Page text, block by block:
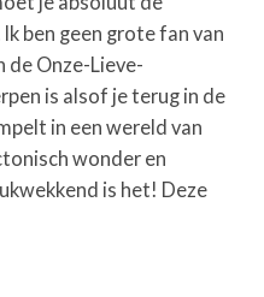
ben geen grote fan van
de Onze-Lieve-
is alsof je terug in de
in een wereld van
wonder en
is het! Deze